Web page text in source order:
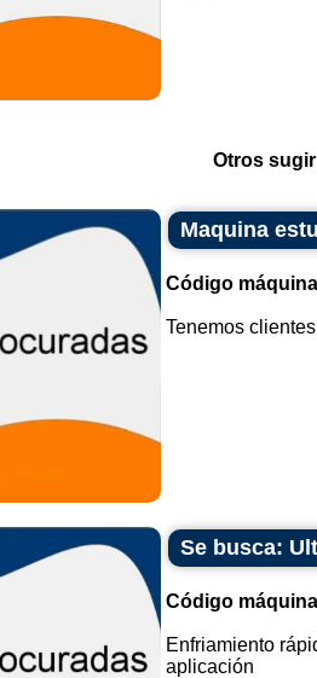
Otros
Maquina
Código
Tenemos
Se busca:
Código
Enfriamiento
aplicación